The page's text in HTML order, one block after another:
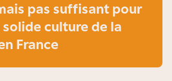
pas suffisant pour
culture de la
France